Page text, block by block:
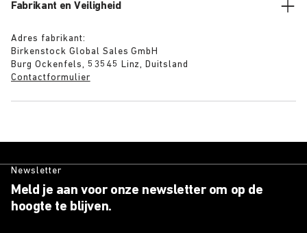
Fabrikant en Veiligheid
Adres fabrikant:
Birkenstock Global Sales GmbH
Burg Ockenfels, 53545 Linz, Duitsland
Contactformulier
Newsletter
Meld je aan voor onze newsletter om op de
hoogte te blijven.